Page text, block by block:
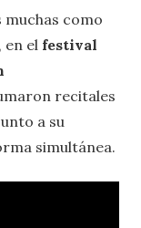
como
, en el festival
recitales
a su
simultánea.